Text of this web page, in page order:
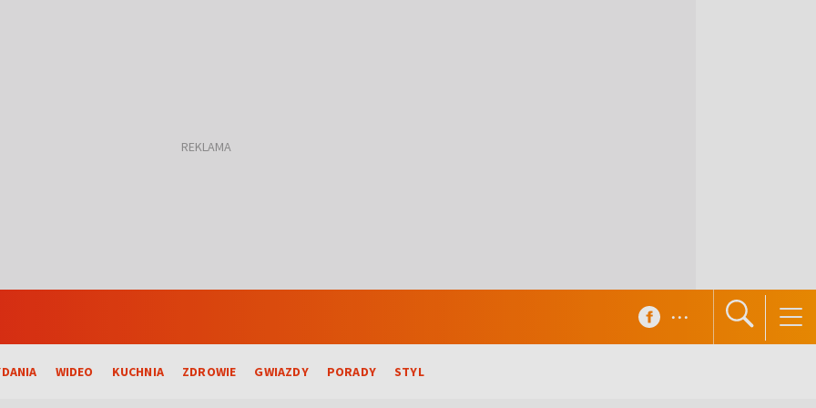
WIDEO KUCHNIA ZDROWIE GWIAZDY PORADY STYL
...